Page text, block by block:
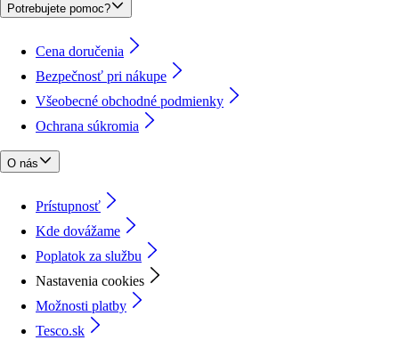
Potrebujete pomoc?
Cena doručenia
Bezpečnosť pri nákupe
Všeobecné obchodné podmienky
Ochrana súkromia
O nás
Prístupnosť
Kde dovážame
Poplatok za službu
Nastavenia cookies
Možnosti platby
Tesco.sk